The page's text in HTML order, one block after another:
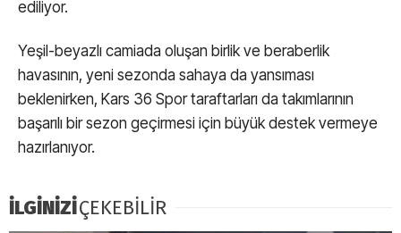
ediliyor.
Yeşil-beyazlı camiada oluşan birlik ve beraberlik
havasının, yeni sezonda sahaya da yansıması
beklenirken, Kars 36 Spor taraftarları da takımlarının
başarılı bir sezon geçirmesi için büyük destek vermeye
hazırlanıyor.
İLGİNİZİÇEKEBİLİR